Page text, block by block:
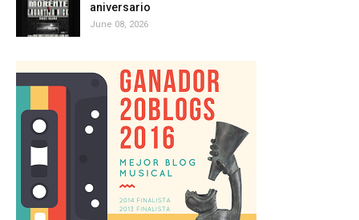
aniversario
June 08, 2026